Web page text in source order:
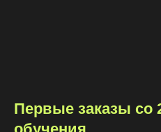
Первые заказы со